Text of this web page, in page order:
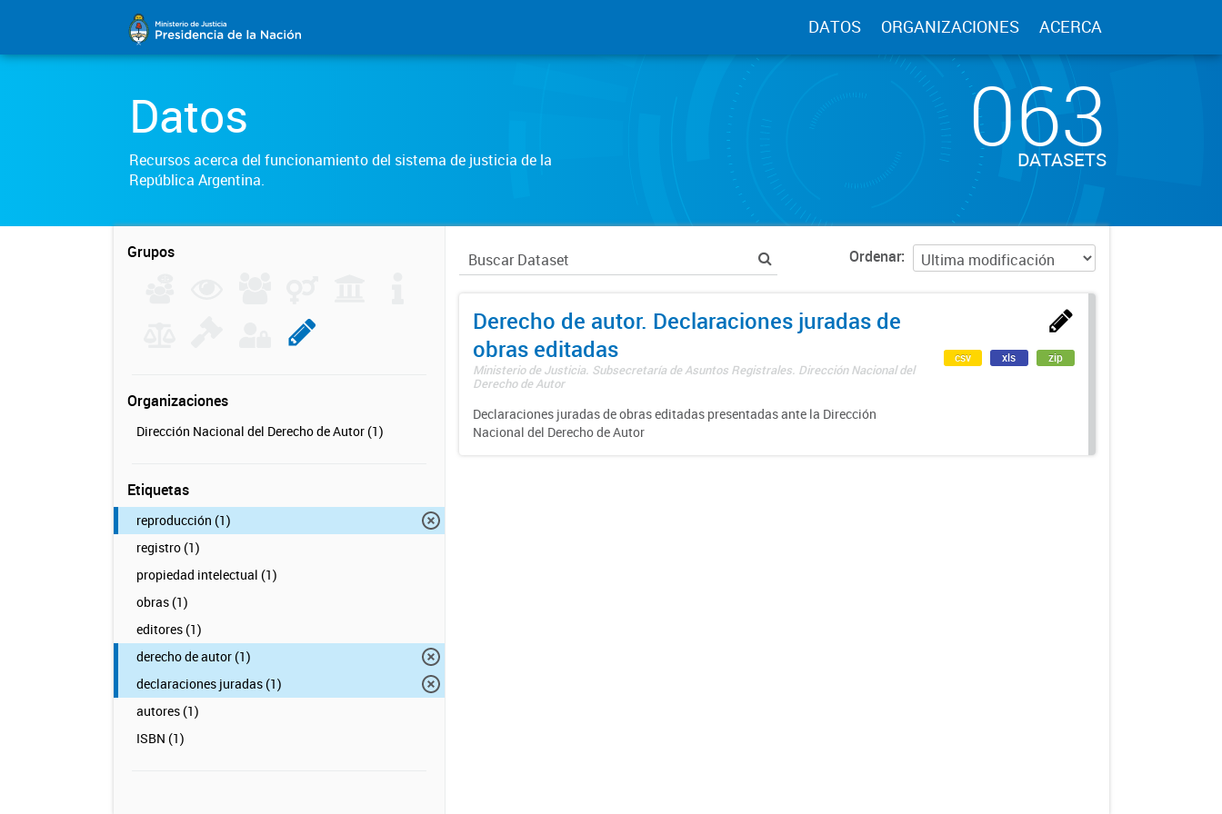
DATOS ORGANIZACIONES ACERCA
Datos
Recursos acerca del funcionamiento del sistema de justicia de la
República Argentina.
063
DATASETS
Grupos
Organizaciones
Dirección Nacional del Derecho de Autor (1)
Etiquetas
reproducción (1)
registro (1)
propiedad intelectual (1)
obras (1)
editores (1)
derecho de autor (1)
declaraciones juradas (1)
autores (1)
ISBN (1)
Ordenar
Derecho de autor. Declaraciones juradas de
obras editadas
Ministerio de Justicia. Subsecretaría de Asuntos Registrales. Dirección Nacional del
Derecho de Autor
Declaraciones juradas de obras editadas presentadas ante la Dirección
Nacional del Derecho de Autor
csv xls zip